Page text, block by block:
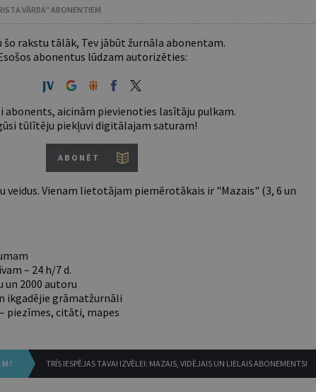
VĀRDA” ABONENTIEM
šo rakstu tālāk, Tev jābūt žurnāla abonentam.
abonentus lūdzam autorizēties:
abonents, aicinām pievienoties lasītāju pulkam.
tūlītēju piekļuvi digitālajam saturam!
ABONĒT
veidus. Vienam lietotājam piemērotākais ir "Mazais" (3, 6 un
– 24 h/7 d.
un 2000 autoru
ikgadējie grāmatžurnāli
piezīmes, citāti, mapes
TRĪS IESPĒJAS TAVAI IZVĒLEI: MAZAIS, VIDĒJAIS UN LIELAIS ABONEMENTS!